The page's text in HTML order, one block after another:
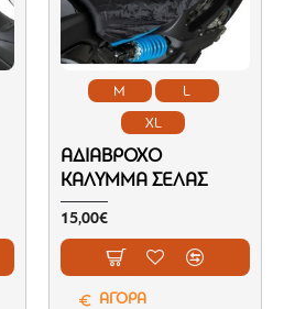
M L
XL
ΑΔΙΆΒΡΟΧΟ
ΚΆΛΥΜΜΑ ΣΈΛΑΣ
15,00€
ΑΓΟΡΑ